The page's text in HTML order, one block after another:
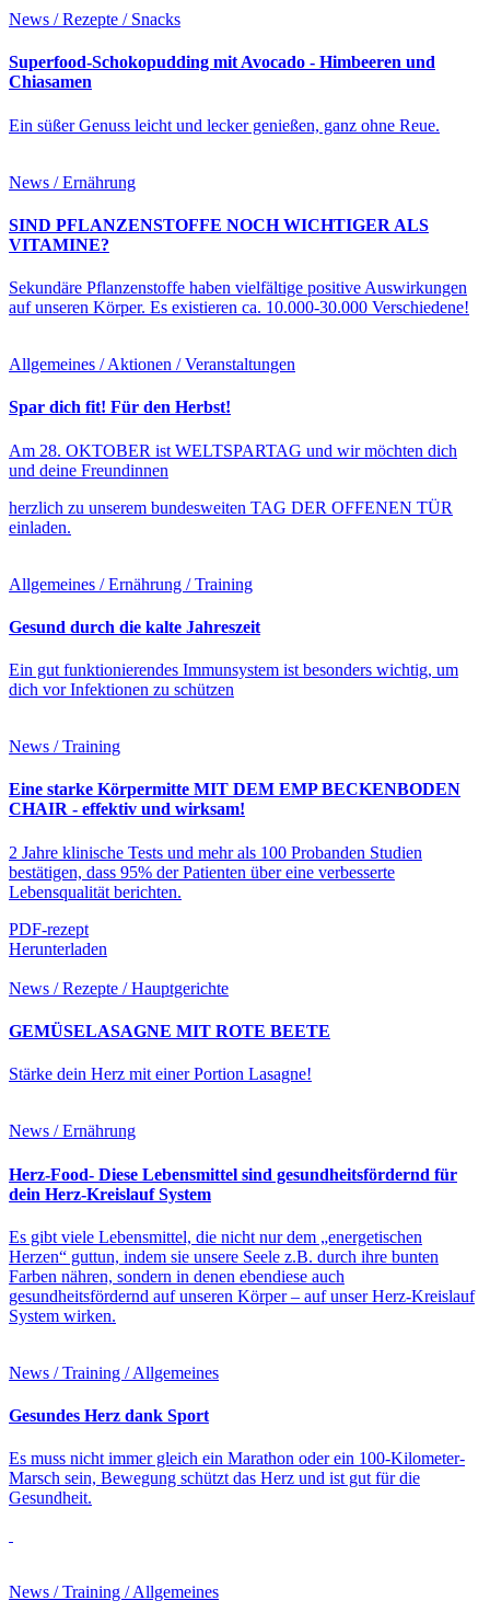
News / Rezepte / Snacks
Superfood-Schokopudding mit Avocado - Himbeeren und
Chiasamen
Ein süßer Genuss leicht und lecker genießen, ganz ohne Reue.
News / Ernährung
SIND PFLANZENSTOFFE NOCH WICHTIGER ALS
VITAMINE?
Sekundäre Pflanzenstoffe haben vielfältige positive Auswirkungen
auf unseren Körper. Es existieren ca. 10.000-30.000 Verschiedene!
Allgemeines / Aktionen / Veranstaltungen
Spar dich fit! Für den Herbst!
Am 28. OKTOBER ist WELTSPARTAG und wir möchten dich
und deine Freundinnen
herzlich zu unserem bundesweiten TAG DER OFFENEN TÜR
einladen.
Allgemeines / Ernährung / Training
Gesund durch die kalte Jahreszeit
Ein gut funktionierendes Immunsystem ist besonders wichtig, um
dich vor Infektionen zu schützen
News / Training
Eine starke Körpermitte MIT DEM EMP BECKENBODEN
CHAIR - effektiv und wirksam!
2 Jahre klinische Tests und mehr als 100 Probanden Studien
bestätigen, dass 95% der Patienten über eine verbesserte
Lebensqualität berichten.
PDF-rezept
Herunterladen
News / Rezepte / Hauptgerichte
GEMÜSELASAGNE MIT ROTE BEETE
Stärke dein Herz mit einer Portion Lasagne!
News / Ernährung
Herz-Food- Diese Lebensmittel sind gesundheitsfördernd für
dein Herz-Kreislauf System
Es gibt viele Lebensmittel, die nicht nur dem „energetischen
Herzen“ guttun, indem sie unsere Seele z.B. durch ihre bunten
Farben nähren, sondern in denen ebendiese auch
gesundheitsfördernd auf unseren Körper – auf unser Herz-Kreislauf
System wirken.
News / Training / Allgemeines
Gesundes Herz dank Sport
Es muss nicht immer gleich ein Marathon oder ein 100-Kilometer-
Marsch sein, Bewegung schützt das Herz und ist gut für die
Gesundheit.
News / Training / Allgemeines